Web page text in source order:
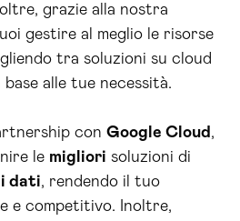
grazie alla nostra
gestire al meglio le risorse
tra soluzioni su cloud
alle tue necessità.
con Google Cloud ,
le migliori soluzioni di
dati, rendendo il tuo
e competitivo. Inoltre,